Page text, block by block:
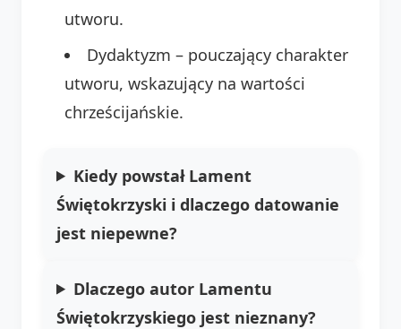
utworu.
Dydaktyzm – pouczający charakter
utworu, wskazujący na wartości
chrześcijańskie.
Kiedy powstał Lament
Świętokrzyski i dlaczego datowanie
jest niepewne?
Dlaczego autor Lamentu
Świętokrzyskiego jest nieznany?